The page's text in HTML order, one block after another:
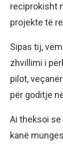
reciprokisht
projekte të
Sipas tij,
zhvillimi i
pilot,
për goditje
Ai theksoi se
kanë